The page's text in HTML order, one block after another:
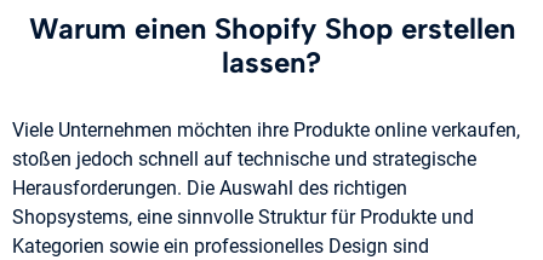
Warum einen Shopify Shop erstellen
lassen?
Viele Unternehmen möchten ihre Produkte online verkaufen,
stoßen jedoch schnell auf technische und strategische
Herausforderungen. Die Auswahl des richtigen
Shopsystems, eine sinnvolle Struktur für Produkte und
Kategorien sowie ein professionelles Design sind